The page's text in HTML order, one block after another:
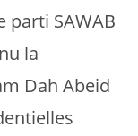
parti SAWAB
la
Dah Abeid